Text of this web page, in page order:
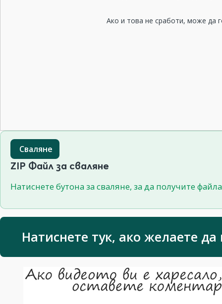
Ако и това не сработи, може да
Сваляне
ZIP Файл за сваляне
Натиснете бутона за сваляне, за да получите
Натиснете тук, ако желаете